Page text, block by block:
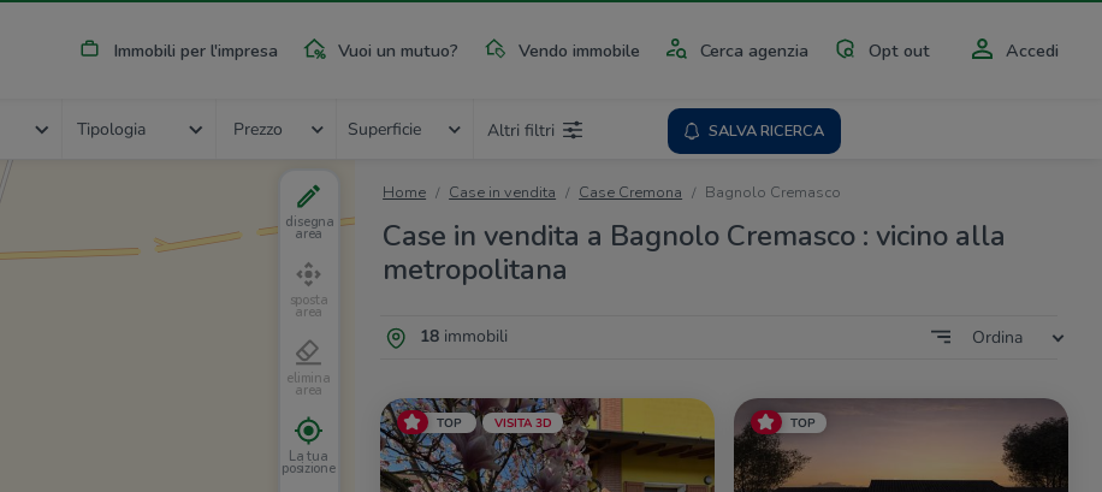
Immobili per l'impresa Vuoi un mutuo? Vendo immobile Cerca agenzia Opt out Accedi
Tipologia Prezzo Superficie Altri filtri SALVA RICERCA
Home Case in vendita Case Cremona Bagnolo Cremasco
Case in vendita a Bagnolo Cremasco : vicino alla
metropolitana
18immobili Ordina
TOP VISITA 3D TOP
disegna
area
sposta
area
elimina
area
La tua
posizione